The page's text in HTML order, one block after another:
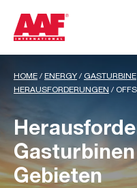
HOME / ENERGY / GASTURBINE
HERAUSFORDERUNGEN /
Gebieten